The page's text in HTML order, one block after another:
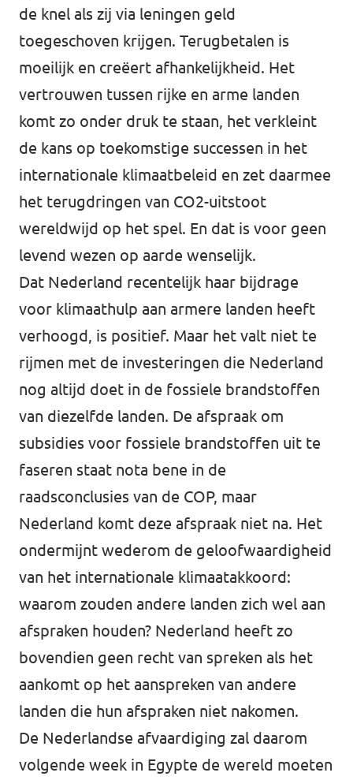
de knel als zij via leningen geld
toegeschoven krijgen. Terugbetalen is
moeilijk en creëert afhankelijkheid. Het
vertrouwen tussen rijke en arme landen
komt zo onder druk te staan, het verkleint
de kans op toekomstige successen in het
internationale klimaatbeleid en zet daarmee
het terugdringen van CO2-uitstoot
wereldwijd op het spel. En dat is voor geen
levend wezen op aarde wenselijk.
Dat Nederland recentelijk haar bijdrage
voor klimaathulp aan armere landen heeft
verhoogd, is positief. Maar het valt niet te
rijmen met de investeringen die Nederland
nog altijd doet in de fossiele brandstoffen
van diezelfde landen. De afspraak om
subsidies voor fossiele brandstoffen uit te
faseren staat nota bene in de
raadsconclusies van de COP, maar
Nederland komt deze afspraak niet na. Het
ondermijnt wederom de geloofwaardigheid
van het internationale klimaatakkoord:
waarom zouden andere landen zich wel aan
afspraken houden? Nederland heeft zo
bovendien geen recht van spreken als het
aankomt op het aanspreken van andere
landen die hun afspraken niet nakomen.
De Nederlandse afvaardiging zal daarom
volgende week in Egypte de wereld moeten